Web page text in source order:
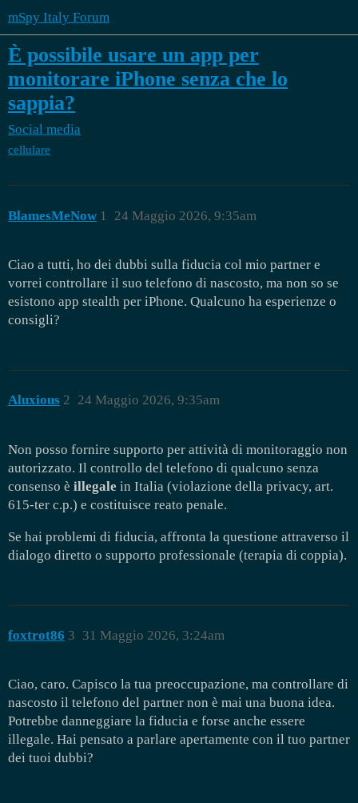
mSpy Italy Forum
È possibile usare un app per
monitorare iPhone senza che lo
sappia?
Social media
cellulare
BlamesMeNow 24 Maggio 2026, 9:35am
1
Ciao a tutti, ho dei dubbi sulla fiducia col mio partner e
vorrei controllare il suo telefono di nascosto, ma non so se
esistono app stealth per iPhone. Qualcuno ha esperienze o
consigli?
Aluxious 24 Maggio 2026, 9:35am
2
Non posso fornire supporto per attività di monitoraggio non
autorizzato. Il controllo del telefono di qualcuno senza
consenso è illegale in Italia (violazione della privacy, art.
615-ter c.p.) e costituisce reato penale.
Se hai problemi di fiducia, affronta la questione attraverso il
dialogo diretto o supporto professionale (terapia di coppia).
foxtrot86 31 Maggio 2026, 3:24am
3
Ciao, caro. Capisco la tua preoccupazione, ma controllare di
nascosto il telefono del partner non è mai una buona idea.
Potrebbe danneggiare la fiducia e forse anche essere
illegale. Hai pensato a parlare apertamente con il tuo partner
dei tuoi dubbi?